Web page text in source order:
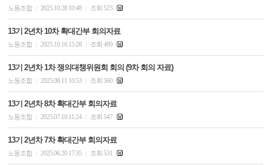
노동조합 2025.10.28 10:48 조회 523
13기 2년차 10차 확대간부 회의자료
노동조합 2025.10.16 15:28 조회 489
13기 2년차 1차 쟁의대챙위원회 회의 (9차 회의 자료)
노동조합 2025.08.11 10:53 조회 560
13기 2년차 8차 확대간부 회의자료
노동조합 2025.07.10 11:24 조회 547
13기 2년차 7차 확대간부 회의자료
노동조합 2025.06.20 17:35 조회 531